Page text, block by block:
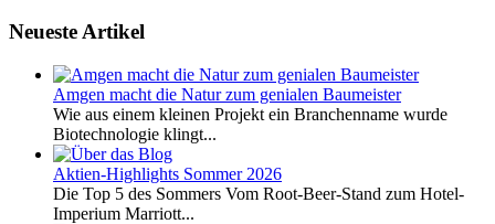
Neueste Artikel
Amgen macht die Natur zum genialen Baumeister
Wie aus einem kleinen Projekt ein Branchenname wurde
Biotechnologie klingt...
Aktien-Highlights Sommer 2026
Die Top 5 des Sommers Vom Root-Beer-Stand zum Hotel-
Imperium Marriott...